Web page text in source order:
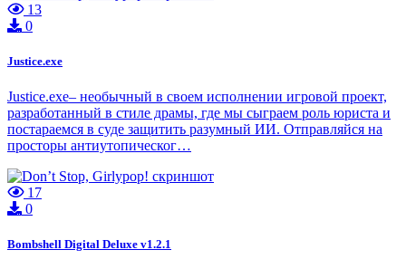
13
0
Justice.exe
Justice.exe– необычный в своем исполнении игровой проект,
разработанный в стиле драмы, где мы сыграем роль юриста и
постараемся в суде защитить разумный ИИ. Отправляйся на
просторы антиутопическог…
17
0
Bombshell Digital Deluxe v1.2.1